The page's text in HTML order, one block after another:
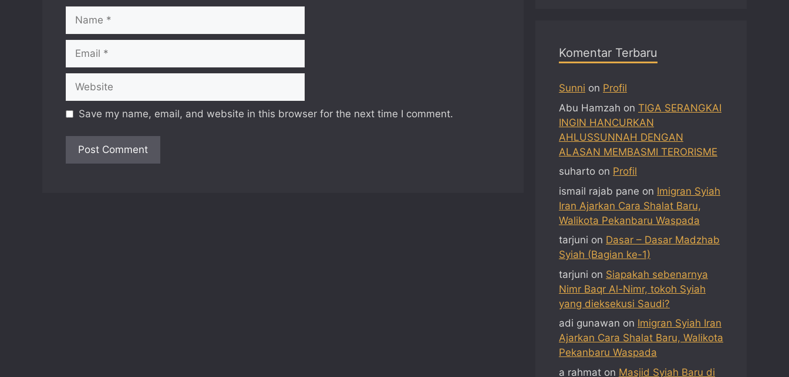
Save my name, email, and website in this browser for the next time I comment.
Komentar Terbaru
Sunni on Profil
Abu Hamzah on TIGA SERANGKAI
INGIN HANCURKAN
AHLUSSUNNAH DENGAN
ALASAN MEMBASMI TERORISME
suharto on Profil
ismail rajab pane on Imigran Syiah
Iran Ajarkan Cara Shalat Baru,
Walikota Pekanbaru Waspada
tarjuni on Dasar – Dasar Madzhab
Syiah (Bagian ke-1)
tarjuni on Siapakah sebenarnya
Nimr Baqr Al-Nimr, tokoh Syiah
yang dieksekusi Saudi?
adi gunawan on Imigran Syiah Iran
Ajarkan Cara Shalat Baru, Walikota
Pekanbaru Waspada
a rahmat on Masjid Syiah Baru di